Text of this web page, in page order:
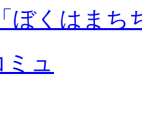
ぼくはまち
ュ